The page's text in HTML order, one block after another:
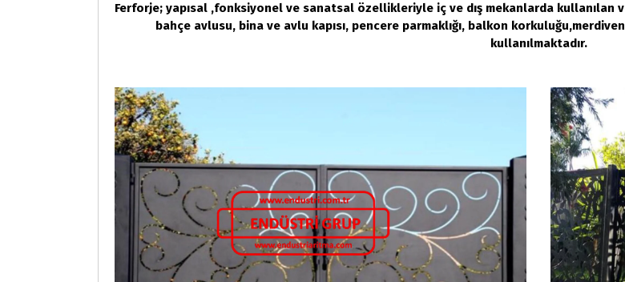
Ferforje; yapısal ,fonksiyonel ve sanatsal özellikleriyle iç ve dış mekanlarda kullanılan
bahçe avlusu, bina ve avlu kapısı, pencere parmaklığı, balkon
kullanılmaktadır.